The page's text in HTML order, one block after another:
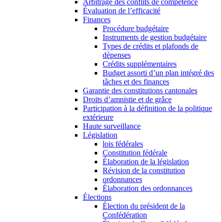
Arbitrage des conflits de compétence
Évaluation de l’efficacité
Finances
Procédure budgétaire
Instruments de gestion budgétaire
Types de crédits et plafonds de
dépenses
Crédits supplémentaires
Budget assorti d’un plan intégré des
tâches et des finances
Garantie des constitutions cantonales
Droits d’amnistie et de grâce
Participation à la définition de la politique
extérieure
Haute surveillance
Législation
lois fédérales
Constitution fédérale
Élaboration de la législation
Révision de la constitution
ordonnances
Élaboration des ordonnances
Élections
Élection du président de la
Confédération